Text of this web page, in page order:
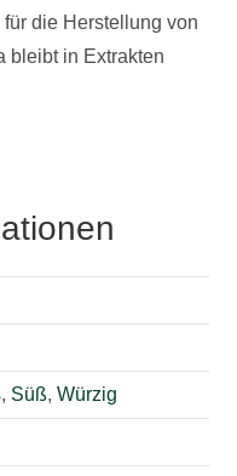
die Herstellung von
bleibt in Extrakten
, Süß,Würzig